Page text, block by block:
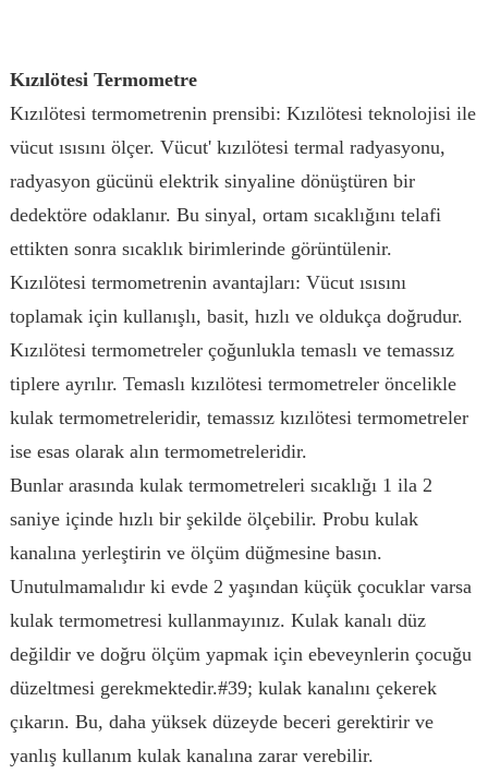
Kızılötesi Termometre
Kızılötesi termometrenin prensibi: Kızılötesi teknolojisi ile
vücut ısısını ölçer. Vücut' kızılötesi termal radyasyonu,
radyasyon gücünü elektrik sinyaline dönüştüren bir
dedektöre odaklanır. Bu sinyal, ortam sıcaklığını telafi
ettikten sonra sıcaklık birimlerinde görüntülenir.
Kızılötesi termometrenin avantajları: Vücut ısısını
toplamak için kullanışlı, basit, hızlı ve oldukça doğrudur.
Kızılötesi termometreler çoğunlukla temaslı ve temassız
tiplere ayrılır. Temaslı kızılötesi termometreler öncelikle
kulak termometreleridir, temassız kızılötesi termometreler
ise esas olarak alın termometreleridir.
Bunlar arasında kulak termometreleri sıcaklığı 1 ila 2
saniye içinde hızlı bir şekilde ölçebilir. Probu kulak
kanalına yerleştirin ve ölçüm düğmesine basın.
Unutulmamalıdır ki evde 2 yaşından küçük çocuklar varsa
kulak termometresi kullanmayınız. Kulak kanalı düz
değildir ve doğru ölçüm yapmak için ebeveynlerin çocuğu
düzeltmesi gerekmektedir.#39; kulak kanalını çekerek
çıkarın. Bu, daha yüksek düzeyde beceri gerektirir ve
yanlış kullanım kulak kanalına zarar verebilir.